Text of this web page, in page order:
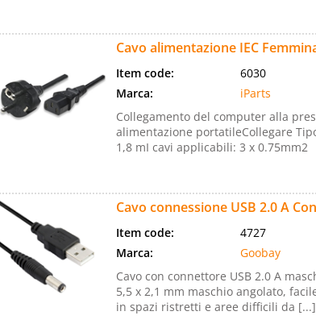
Cavo alimentazione IEC
Item code:
6030
Marca:
iParts
Collegamento del computer alla
alimentazione portatileCollegare
1,8 mI cavi applicabili: 3 x 0.75mm2
Cavo connessione USB 2.0 A
Item code:
4727
Marca:
Goobay
Cavo con connettore USB 2.0 A
5,5 x 2,1 mm maschio angolato,
in spazi ristretti e aree difficili da [...]